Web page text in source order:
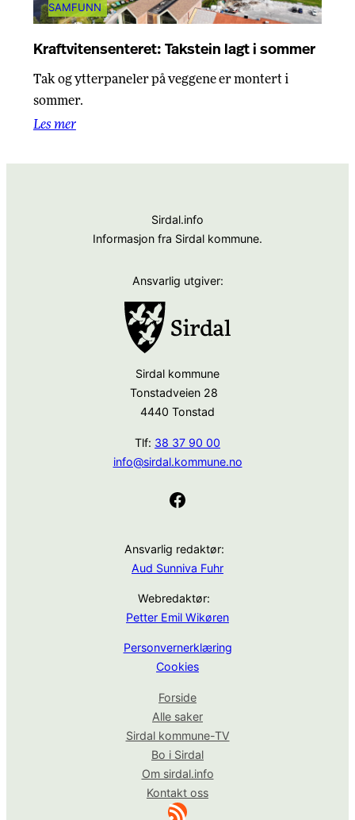
SAMFUNN
Kraftvitensenteret: Takstein lagt i sommer
Tak og ytterpaneler på veggene er montert i
sommer.
Les mer
Sirdal.info
Informasjon fra Sirdal kommune.
Ansvarlig utgiver:
Sirdal kommune
Tonstadveien 28
4440 Tonstad
Tlf: 38 37 90 00
info@sirdal.kommune.no
Facebook
Ansvarlig redaktør:
Aud Sunniva Fuhr
Webredaktør:
Petter Emil Wikøren
Personvernerklæring
Cookies
Forside
Alle saker
Sirdal kommune-TV
Bo i Sirdal
Om sirdal.info
Kontakt oss
RSS-strøm